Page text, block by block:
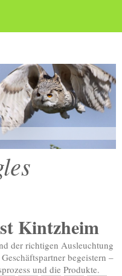
Kintzheim
der richtigen Ausleuchtung
begeistern –
und die Produkte.